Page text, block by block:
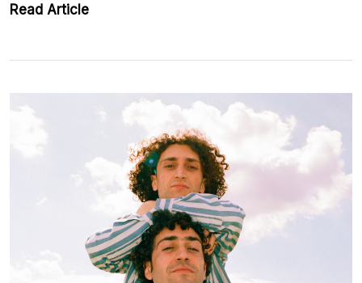
Read Article